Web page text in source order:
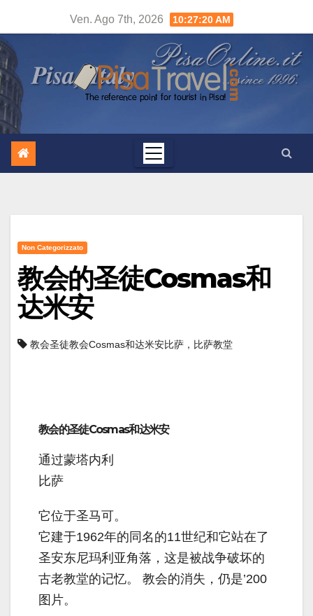
contenuto
Ven. Ago 7th, 2026 10:27:21 AM
Non Categorizzato
教会的圣徒Cosmas和
达米安
教会圣徒教会Cosmas和达米安比萨，比萨教堂
教会的圣徒Cosmas和达米安
通过蒙塔内利
比萨
它位于圣马可。
它建于1962年的同名的11世纪和它站在了
圣安东尼玛利亚角落，这是被战争破坏的
古老教堂的记忆。 教会的消失，仍是’200
图片。